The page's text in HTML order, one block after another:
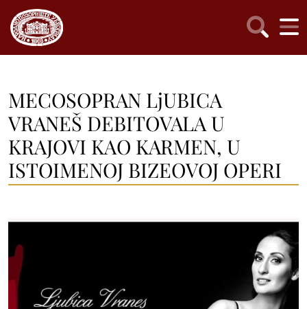
MECOSOPRAN LjUBICA
VRANEŠ DEBITOVALA U
KRAJOVI KAO KARMEN, U
ISTOIMENOJ BIZEOVOJ OPERI